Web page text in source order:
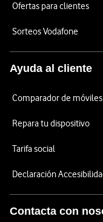
Ofertas para clientes
Sorteos Vodafone
Ayuda al cliente
Comparador de móviles
Repara tu dispositivo
Tarifa social
Declaración
Contacta con